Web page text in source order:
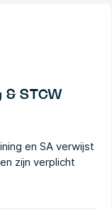
& STCW
en SA verwijst
zijn verplicht